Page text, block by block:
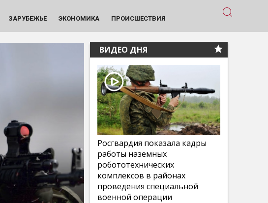
ЗАРУБЕЖЬЕ ЭКОНОМИКА ПРОИСШЕСТВИЯ
ВИДЕО ДНЯ
Росгвардия показала кадры
работы наземных
робототехнических
комплексов в районах
проведения специальной
военной операции